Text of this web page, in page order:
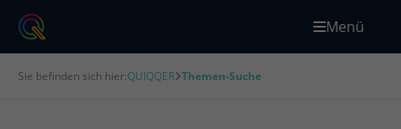
Menü
Sie befinden sich hier:QUIQQER Themen-Suche